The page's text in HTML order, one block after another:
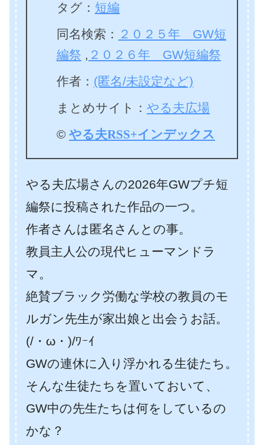
タグ： 短編
同名検索：
２０２５年 GW短
編祭 , ２０２６年 GW短編祭
作者： (匿名/未設定など)
まとめサイト： やる夫広場
© やる夫RSS+インデックス
やる夫広場さんの2026年GWプチ短
編祭に投稿された作品の一つ。
作者さんは匿名さんとの事。
教員主人公の現代ヒューマンドラ
マ。
絶賛ブラック労働な学校の教員のモ
ルガン先生が家出娘と出会うお話。
(/・ω・)/ﾜｰｲ
GWの連休に入り浮かれる生徒たち。
そんな生徒たちを置いておいて、
GW中の先生たちは何をしているの
かな？